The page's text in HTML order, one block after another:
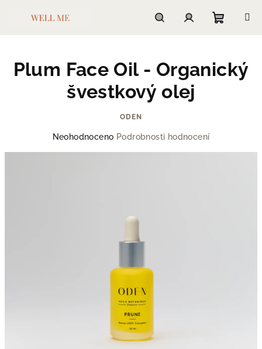
košík
Plum Face Oil - Organický
švestkový olej
ODEN
Neohodnoceno Podrobnosti hodnocení